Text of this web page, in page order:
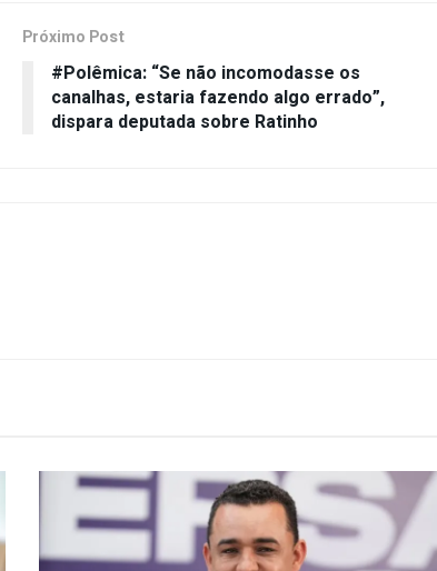
Próximo Post
#Polêmica: “Se não incomodasse os
canalhas, estaria fazendo algo errado”,
dispara deputada sobre Ratinho